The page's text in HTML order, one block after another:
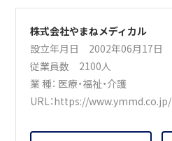
株式会社やまねメディカル
設立年月日 2002年06月17日
従業員数 2100人
業 種： 医療・福祉・介護
URL：https://www.ymmd.co.jp/